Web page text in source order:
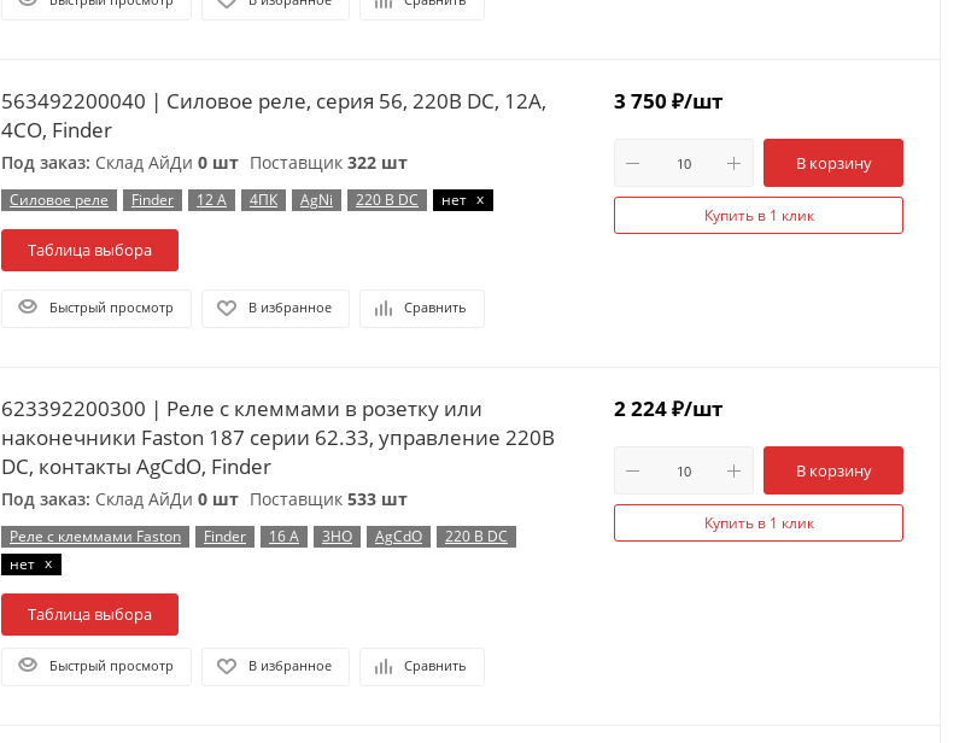
563492200040 | Силовое реле, серия 56, 220В DC, 12А,
4CO, Finder
Под заказ: Склад АйДи 0 шт Поставщик 322 шт
Силовое реле Finder 12 А 4ПК AgNi 220 В DC нет x
Таблица выбора
Быстрый просмотр В избранное Сравнить
3 750 ₽/шт
В корзину
Купить в 1 клик
623392200300 | Реле с клеммами в розетку или
наконечники Faston 187 серии 62.33, управление 220В
DC, контакты AgCdO, Finder
Под заказ: Склад АйДи 0 шт Поставщик 533 шт
Реле с клеммами Faston Finder 16 А 3НО AgCdO
220 В DC
нет x
Таблица выбора
Быстрый просмотр В избранное Сравнить
2 224₽/шт
В корзину
Купить в 1 клик